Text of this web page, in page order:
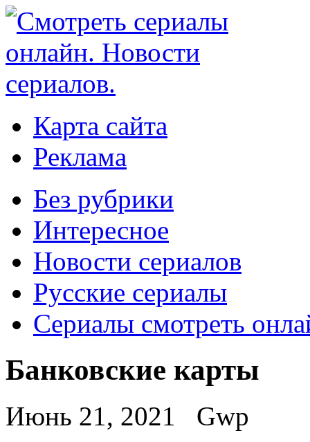
Карта сайта
Реклама
Без рубрики
Интересное
Новости сериалов
Русские сериалы
Сериалы смотреть
Банковские карты
Июнь 21, 2021
Gwp